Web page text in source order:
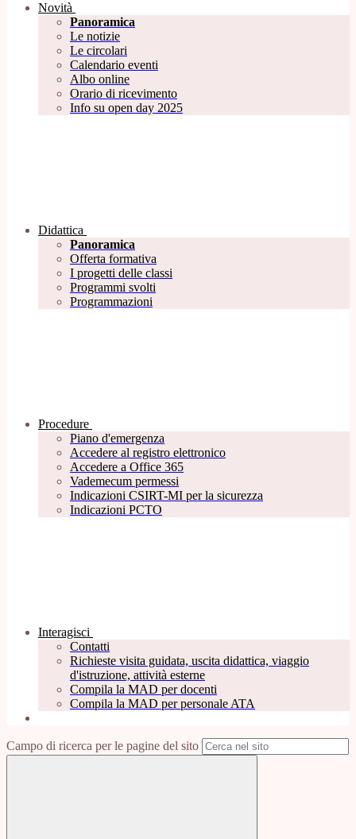
Novità
Panoramica
Le notizie
Le circolari
Calendario eventi
Albo online
Orario di ricevimento
Info su open day 2025
Didattica
Panoramica
Offerta formativa
I progetti delle classi
Programmi svolti
Programmazioni
Procedure
Piano d'emergenza
Accedere al registro elettronico
Accedere a Office 365
Vademecum permessi
Indicazioni CSIRT-MI per la sicurezza
Indicazioni PCTO
Interagisci
Contatti
Richieste visita guidata, uscita didattica, viaggio
d'istruzione, attività esterne
Compila la MAD per docenti
Compila la MAD per personale ATA
Campo di ricerca per le pagine del sito